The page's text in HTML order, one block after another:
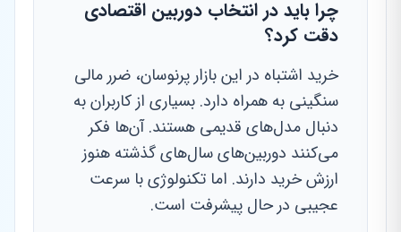
چرا باید در انتخاب دوربین اقتصادی
دقت کرد؟
خرید اشتباه در این بازار پرنوسان، ضرر مالی
سنگینی به همراه دارد. بسیاری از کاربران به
دنبال مدل‌های قدیمی هستند. آن‌ها فکر
می‌کنند دوربین‌های سال‌های گذشته هنوز
ارزش خرید دارند. اما تکنولوژی با سرعت
عجیبی در حال پیشرفت است.